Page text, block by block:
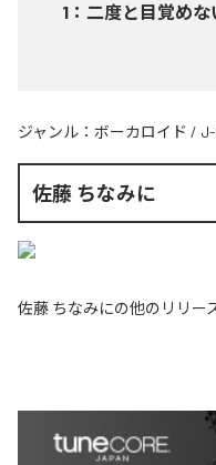
1 ： 二度と目覚め
ジャンル： ボーカロイド /
佐藤 ちなみに
佐藤 ちなみにの他のリリー